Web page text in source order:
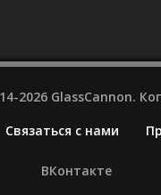
2026 GlassCannon.
Связаться с нами
ВКонтакте